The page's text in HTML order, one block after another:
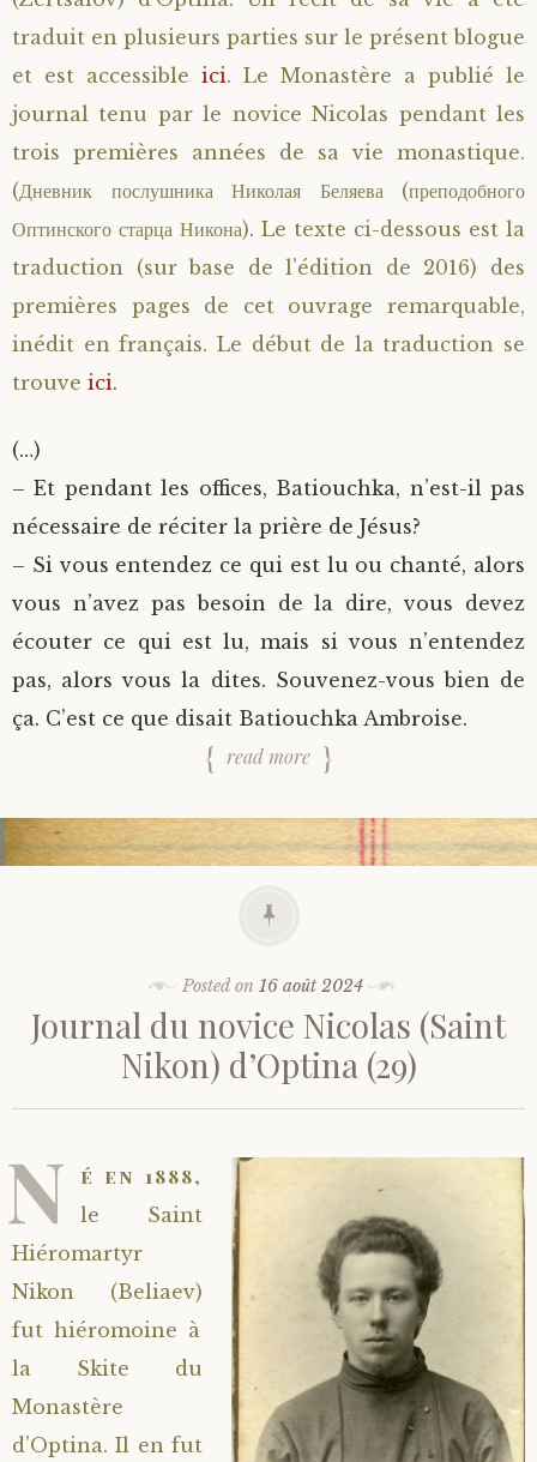
traduit en plusieurs parties sur le présent blogue
et est accessible ici. Le Monastère a publié le
journal tenu par le novice Nicolas pendant les
trois premières années de sa vie monastique.
(Дневник послушника Николая Беляева (преподобного
Оптинского старца Никона). Le texte ci-dessous est la
traduction (sur base de l’édition de 2016) des
premières pages de cet ouvrage remarquable,
inédit en français. Le début de la traduction se
trouve ici.
(…)
– Et pendant les offices, Batiouchka, n’est-il pas
nécessaire de réciter la prière de Jésus?
– Si vous entendez ce qui est lu ou chanté, alors
vous n’avez pas besoin de la dire, vous devez
écouter ce qui est lu, mais si vous n’entendez
pas, alors vous la dites. Souvenez-vous bien de
ça. C’est ce que disait Batiouchka Ambroise.
read more
Posted on 16 août 2024
Journal du novice Nicolas (Saint
Nikon) d’Optina (29)
N é en 1888,
le Saint
Hiéromartyr
Nikon (Beliaev)
fut hiéromoine à
la Skite du
Monastère
d’Optina. Il en fut